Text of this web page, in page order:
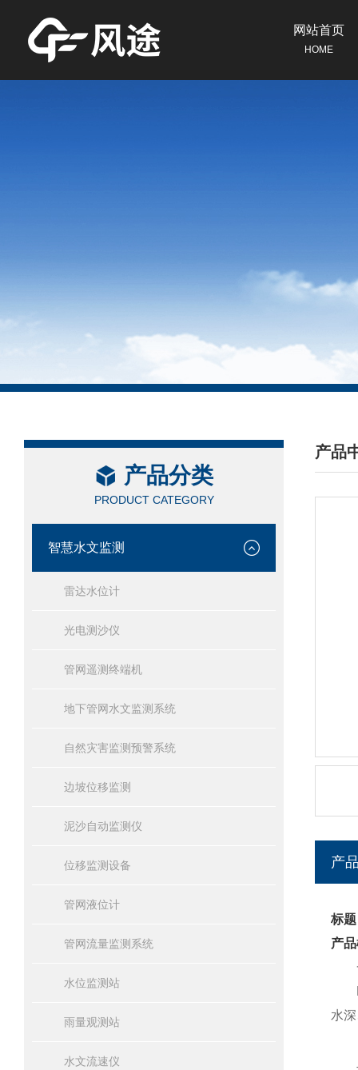
网站首页
HOME
产品分类
PRODUCT CATEGORY
智慧水文监测
雷达水位计
光电测沙仪
管网遥测终端机
地下管网水文监测系统
自然灾害监测预警系统
边坡位移监测
泥沙自动监测仪
位移监测设备
管网液位计
管网流量监测系统
水位监测站
雨量观测站
水文流速仪
产品
/
产
标
产
水